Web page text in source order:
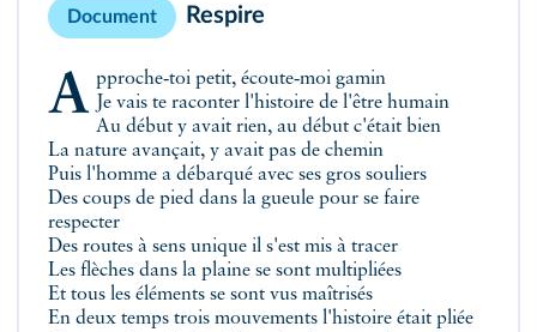
Document Respire
Approche‑toi petit, écoute‑moi gamin
Je vais te raconter l'histoire de l'être humain
Au début y avait rien, au début c'était bien
La nature avançait, y avait pas de chemin
Puis l'homme a débarqué avec ses gros souliers
Des coups de pied dans la gueule pour se faire
respecter
Des routes à sens unique il s'est mis à tracer
Les flèches dans la plaine se sont multipliées
Et tous les éléments se sont vus maîtrisés
En deux temps trois mouvements l'histoire était pliée